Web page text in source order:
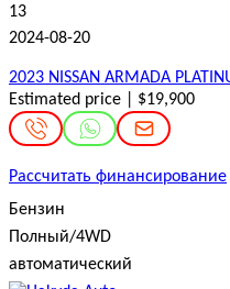
13
2024-08-20
2023 NISSAN ARMADA
Estimated price | $19,900
Рассчитать финансирование
Бензин
Полный/4WD
автоматический